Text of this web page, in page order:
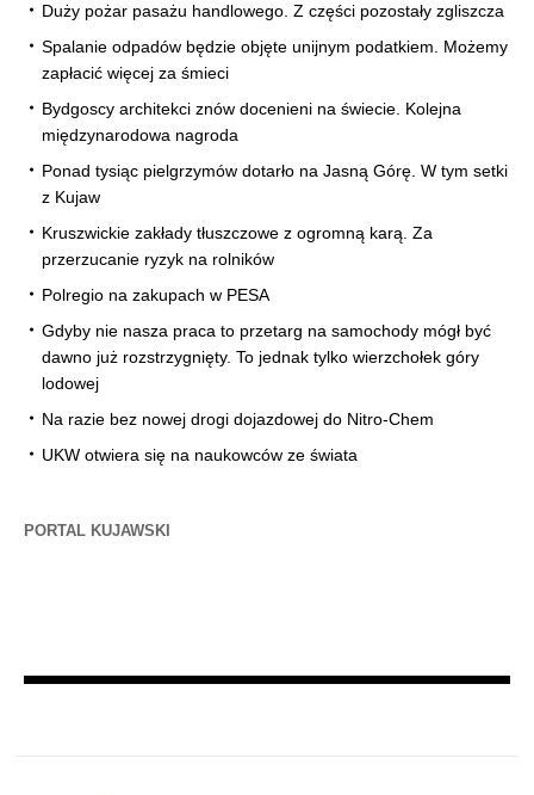
Duży pożar pasażu handlowego. Z części pozostały zgliszcza
Spalanie odpadów będzie objęte unijnym podatkiem. Możemy
zapłacić więcej za śmieci
Bydgoscy architekci znów docenieni na świecie. Kolejna
międzynarodowa nagroda
Ponad tysiąc pielgrzymów dotarło na Jasną Górę. W tym setki
z Kujaw
Kruszwickie zakłady tłuszczowe z ogromną karą. Za
przerzucanie ryzyk na rolników
Polregio na zakupach w PESA
Gdyby nie nasza praca to przetarg na samochody mógł być
dawno już rozstrzygnięty. To jednak tylko wierzchołek góry
lodowej
Na razie bez nowej drogi dojazdowej do Nitro-Chem
UKW otwiera się na naukowców ze świata
PORTAL KUJAWSKI